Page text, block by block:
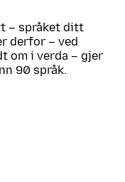
– språket ditt
derfor – ved
om i verda – gjer
90 språk.